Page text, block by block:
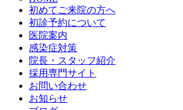
初めてご来院の方へ
初診予約について
医院案内
感染症対策
院長・スタッフ紹介
採用専門サイト
お問い合わせ
お知らせ